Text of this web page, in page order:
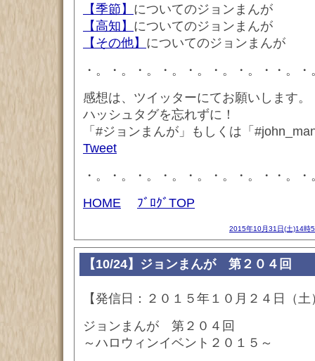
【季節】 についてのジョンまんが
【高知】 についてのジョンまんが
【その他】 についてのジョンまんが
・。・。・。・。・。・。・。・・。
感想は、ツイッターにてお願いします。
ハッシュタグを忘れずに！
「#ジョンまんが」もしくは「
Tweet
・。・。・。・。・。・。・。・・。
HOME
ﾌﾞﾛｸﾞTOP
2015年10月31日(土)14時
【10/24】ジョンまんが 第２０４回
【発信日：２０１５年１０月２４日（
ジョンまんが 第２０４回
～ハロウィンイベント２０１５～